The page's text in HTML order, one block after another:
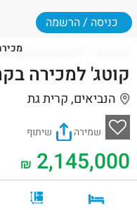
כניסה / הרשמה
דירות למכירה
קוטג' למכירה
הנביאים, קרית גת
שמירה שיתוף
2,145,000
₪